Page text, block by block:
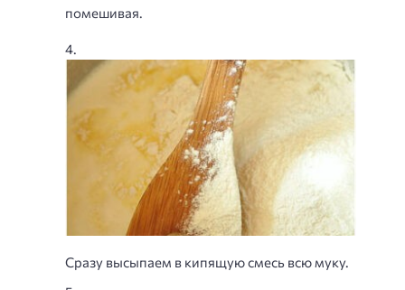
помешивая.
Сразу высыпаем в кипящую смесь всю муку.